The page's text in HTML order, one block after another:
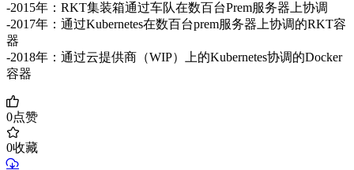
-2015年：RKT集装箱通过车队在数百台Prem服务器上协调
-2017年：通过Kubernetes在数百台prem服务器上协调的RKT容
器
-2018年：通过云提供商（WIP）上的Kubernetes协调的Docker
容器
0点赞
0收藏